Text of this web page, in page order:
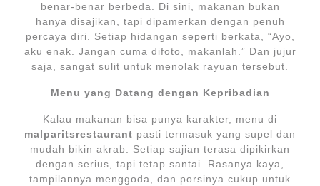
benar-benar berbeda. Di sini, makanan bukan
hanya disajikan, tapi dipamerkan dengan penuh
percaya diri. Setiap hidangan seperti berkata, “Ayo,
aku enak. Jangan cuma difoto, makanlah.” Dan jujur
saja, sangat sulit untuk menolak rayuan tersebut.
Menu yang Datang dengan Kepribadian
Kalau makanan bisa punya karakter, menu di
malparitsrestaurant pasti termasuk yang supel dan
mudah bikin akrab. Setiap sajian terasa dipikirkan
dengan serius, tapi tetap santai. Rasanya kaya,
tampilannya menggoda, dan porsinya cukup untuk